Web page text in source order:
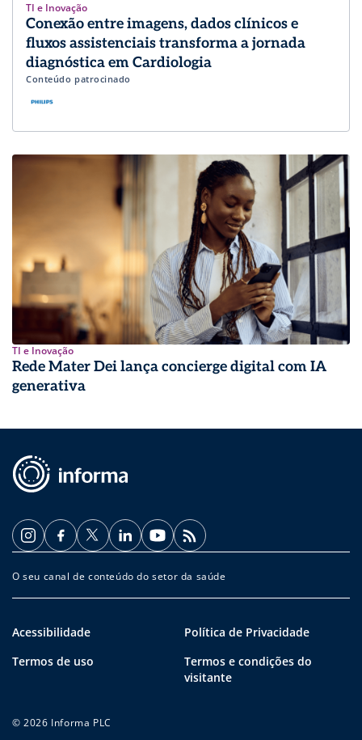
TI e Inovação
Conexão entre imagens, dados clínicos e
fluxos assistenciais transforma a jornada
diagnóstica em Cardiologia
Conteúdo patrocinado
TI e Inovação
Rede Mater Dei lança concierge digital com IA
generativa
O seu canal de conteúdo do setor da saúde
Acessibilidade
Política de Privacidade
Termos de uso
Termos e condições do
visitante
© 2026 Informa PLC